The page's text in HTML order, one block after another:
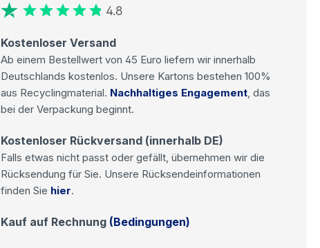
4.8
Kostenloser Versand
Ab einem Bestellwert von 45 Euro liefern wir innerhalb
Deutschlands kostenlos. Unsere Kartons bestehen 100%
aus Recyclingmaterial. Nachhaltiges Engagement, das
bei der Verpackung beginnt.
Kostenloser Rückversand (innerhalb DE)
Falls etwas nicht passt oder gefällt, übernehmen wir die
Rücksendung für Sie. Unsere Rücksendeinformationen
finden Sie hier.
Kauf auf Rechnung (Bedingungen)